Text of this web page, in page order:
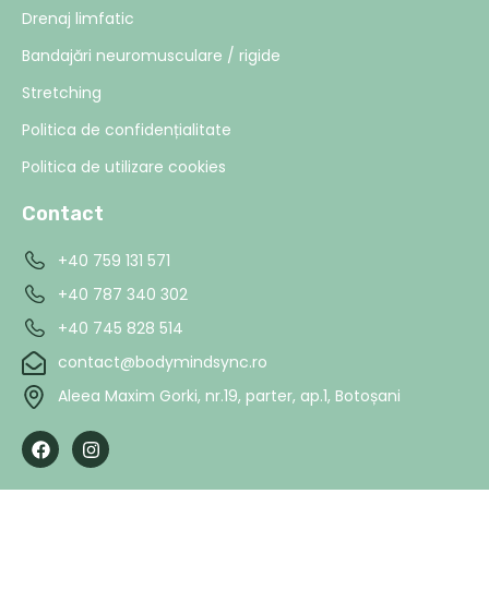
Drenaj limfatic
Bandajări neuromusculare / rigide
Stretching
Politica de confidențialitate
Politica de utilizare cookies
Contact
+40 759 131 571
+40 787 340 302
+40 745 828 514
contact@bodymindsync.ro
Aleea Maxim Gorki, nr.19, parter, ap.1, Botoșani
F
a
e
I
n
t